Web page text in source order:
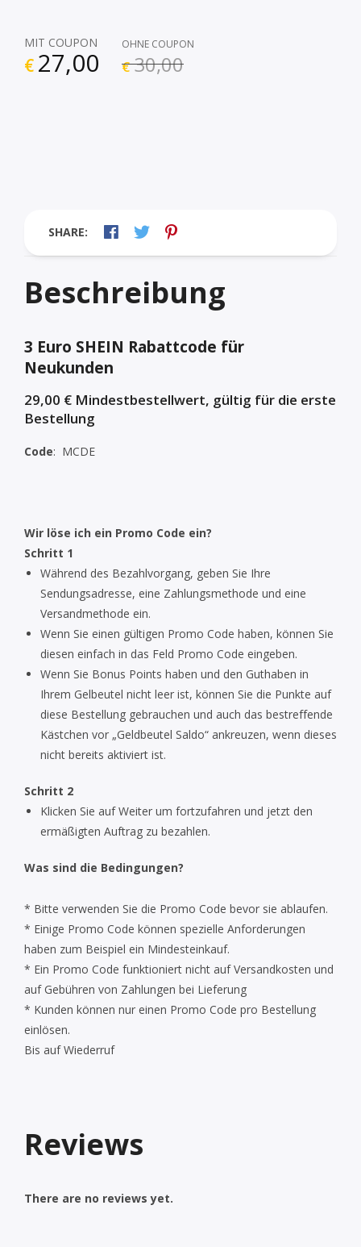
MIT COUPON
€ 27,00
OHNE COUPON
€ 30,00
SHARE:
Beschreibung
3 Euro SHEIN Rabattcode für
Neukunden
29,00 € Mindestbestellwert, gültig für die erste
Bestellung
Code: MCDE
Wir löse ich ein Promo Code ein?
Schritt 1
Während des Bezahlvorgang, geben Sie Ihre
Sendungsadresse, eine Zahlungsmethode und eine
Versandmethode ein.
Wenn Sie einen gültigen Promo Code haben, können Sie
diesen einfach in das Feld Promo Code eingeben.
Wenn Sie Bonus Points haben und den Guthaben in
Ihrem Gelbeutel nicht leer ist, können Sie die Punkte auf
diese Bestellung gebrauchen und auch das bestreffende
Kästchen vor „Geldbeutel Saldo“ ankreuzen, wenn dieses
nicht bereits aktiviert ist.
Schritt 2
Klicken Sie auf Weiter um fortzufahren und jetzt den
ermäßigten Auftrag zu bezahlen.
Was sind die Bedingungen?
* Bitte verwenden Sie die Promo Code bevor sie ablaufen.
* Einige Promo Code können spezielle Anforderungen
haben zum Beispiel ein Mindesteinkauf.
* Ein Promo Code funktioniert nicht auf Versandkosten und
auf Gebühren von Zahlungen bei Lieferung
* Kunden können nur einen Promo Code pro Bestellung
einlösen.
Bis auf Wiederruf
Reviews
There are no reviews yet.